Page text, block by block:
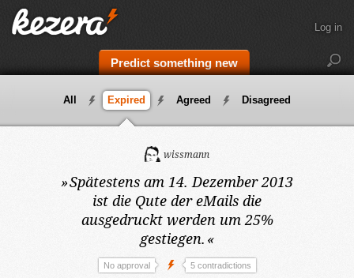
Predict something new
Log in
All Expired Agreed Disagreed
wissmann
»Spätestens am 14. Dezember 2013
ist die Qute der eMails die
ausgedruckt werden um 25%
gestiegen. «
No approval 5 contradictions